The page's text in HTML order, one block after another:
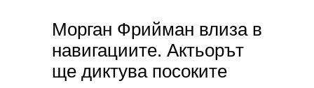
Морган Фрийман влиза в
навигациите. Актьорът
ще диктува посоките